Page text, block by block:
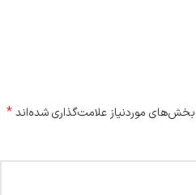
بخش‌های موردنیاز علامت‌گذاری شده‌اند*